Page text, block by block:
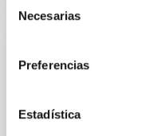
Necesarias
Preferencias
Estadística
dinámica
Vía Láctea y sus